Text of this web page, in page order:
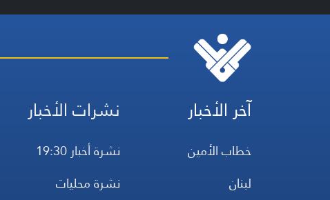
آخر الأخبار
خطاب الأمين
لبنان
نشرات الأخبار
نشرة أخبار 19:30
نشرة محليات